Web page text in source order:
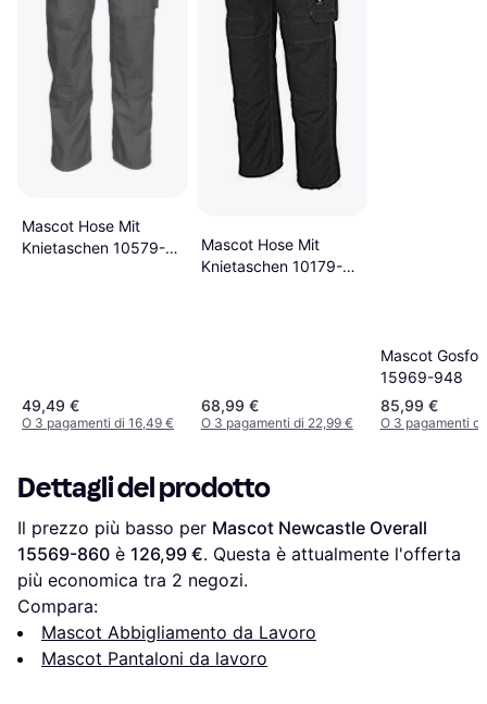
Mascot Hose Mit
Knietaschen 10579-
49,49 €
O 3 pagamenti di 16,49 €
Mascot Hose Mit
Knietaschen 10179-
68,99 €
O 3 pagamenti di 22,99 €
Mascot
15969-948
85,99 €
O 3 pagamenti di
Dettagli del prodotto
Il prezzo più basso per Mascot Newcastle Overall
15569-860 è 126,99 €. Questa è attualmente l'offerta
più economica tra 2 negozi.
Compara:
Mascot Abbigliamento da Lavoro
Mascot Pantaloni da lavoro